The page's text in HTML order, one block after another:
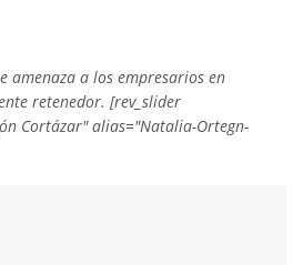
amenaza a los empresarios en
retenedor. [rev_slider
Cortázar" alias="Natalia-Ortegn-